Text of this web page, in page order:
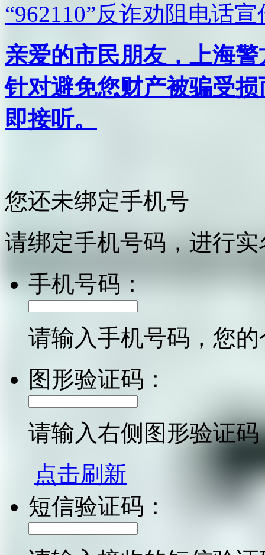
“962110”反诈劝阻电话宣
亲爱的市民朋友，上海
针对避免您财产被骗受
即接听。
您还未绑定手机号
请绑定手机号码，进行
手机号码：
请输入手机号码，您
图形验证码：
请输入右侧图形验证码
点击刷新
短信验证码：